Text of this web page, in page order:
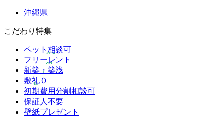
沖縄県
こだわり特集
ペット相談可
フリーレント
新築・築浅
敷礼０
初期費用分割相談可
保証人不要
壁紙プレゼント